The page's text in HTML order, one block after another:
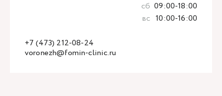
voronezh@fomin-clinic.ru
+7 (473) 212-08-24
сб 09:00-18:00
вс 10:00-16:00